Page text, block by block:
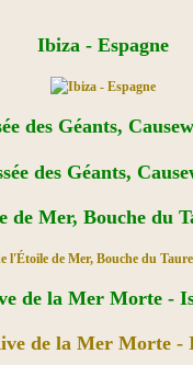
Ibiza - Espagne
des Géants,
de Mer, Bouche du
de la Mer Morte -